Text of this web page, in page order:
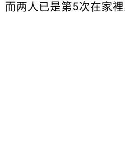
而两人已是第5次在家